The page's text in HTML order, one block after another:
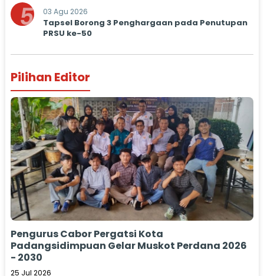
5 03 Agu 2026
Tapsel Borong 3 Penghargaan pada Penutupan
PRSU ke-50
Pilihan Editor
Pengurus Cabor Pergatsi Kota
Padangsidimpuan Gelar Muskot Perdana 2026
- 2030
25 Jul 2026